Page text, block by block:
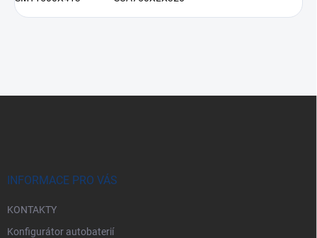
INFORMACE PRO VÁS
KONTAKTY
Konfigurátor autobaterií